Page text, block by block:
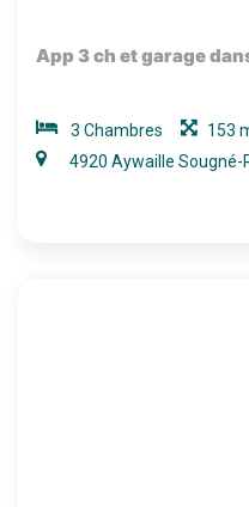
App 3 ch et garage
3 Chambres
153
4920 Aywaille Sougné-